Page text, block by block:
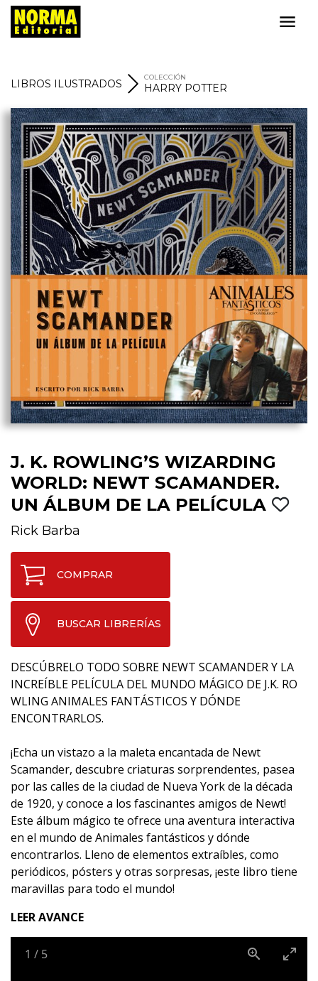
LIBROS ILUSTRADOS
COLECCIÓN
HARRY POTTER
J. K. ROWLING’S WIZARDING
WORLD: NEWT SCAMANDER.
UN ÁLBUM DE LA PELÍCULA
Rick Barba
COMPRAR
BUSCAR LIBRERÍAS
DESCÚBRELO TODO SOBRE NEWT SCAMANDER Y LA
INCREÍBLE PELÍCULA DEL MUNDO MÁGICO DE J.K. RO
WLING ANIMALES FANTÁSTICOS Y DÓNDE
ENCONTRARLOS.
¡Echa un vistazo a la maleta encantada de Newt
Scamander, descubre criaturas sorprendentes, pasea
por las calles de la ciudad de Nueva York de la década
de 1920, y conoce a los fascinantes amigos de Newt!
Este álbum mágico te ofrece una aventura interactiva
en el mundo de Animales fantásticos y dónde
encontrarlos. Lleno de elementos extraíbles, como
periódicos, pósters y otras sorpresas, ¡este libro tiene
maravillas para todo el mundo!
LEER AVANCE
1 / 5